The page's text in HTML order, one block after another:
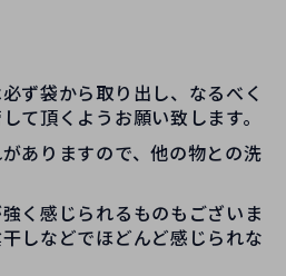
ず袋から取り出し、なるべく
て頂くようお願い致します。
ありますので、他の物との洗
く感じられるものもございま
しなどでほどんど感じられな